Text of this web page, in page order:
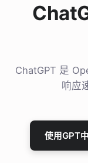
ChatGPT 是
响应
使用GPT